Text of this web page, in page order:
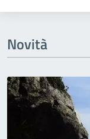
Novità